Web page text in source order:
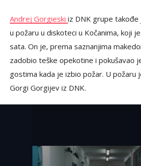
Andrej Gorgieski iz DNK grupe takođe
u požaru u diskoteci u Kočanima, koji
sata. On je, prema saznanjima
zadobio teške opekotine i pokušavao
gostima kada je izbio požar. U požaru
Gorgi Gorgijev iz DNK.